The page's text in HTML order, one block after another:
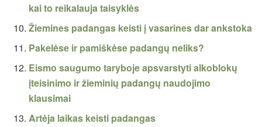
kai to reikalauja taisyklės
Žiemines padangas keisti į vasarines dar ankstoka
Pakelėse ir pamiškėse padangų neliks?
Eismo saugumo taryboje apsvarstyti alkoblokų
įteisinimo ir žieminių padangų naudojimo
klausimai
Artėja laikas keisti padangas